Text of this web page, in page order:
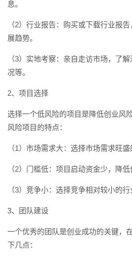
息。
（2）行业报告：购买或下载行业报
展趋势。
（3）实地考察：亲自走访市场，了
况等。
2、项目选择
选择一个低风险的项目是降低创业风
风险项目的特点：
（1）市场需求大：选择市场需求旺
（2）门槛低：项目启动资金少，降低
（3）竞争小：选择竞争相对较小的行
3、团队建设
一个优秀的团队是创业成功的关键，
下几点：